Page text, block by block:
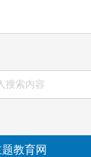
题教育网